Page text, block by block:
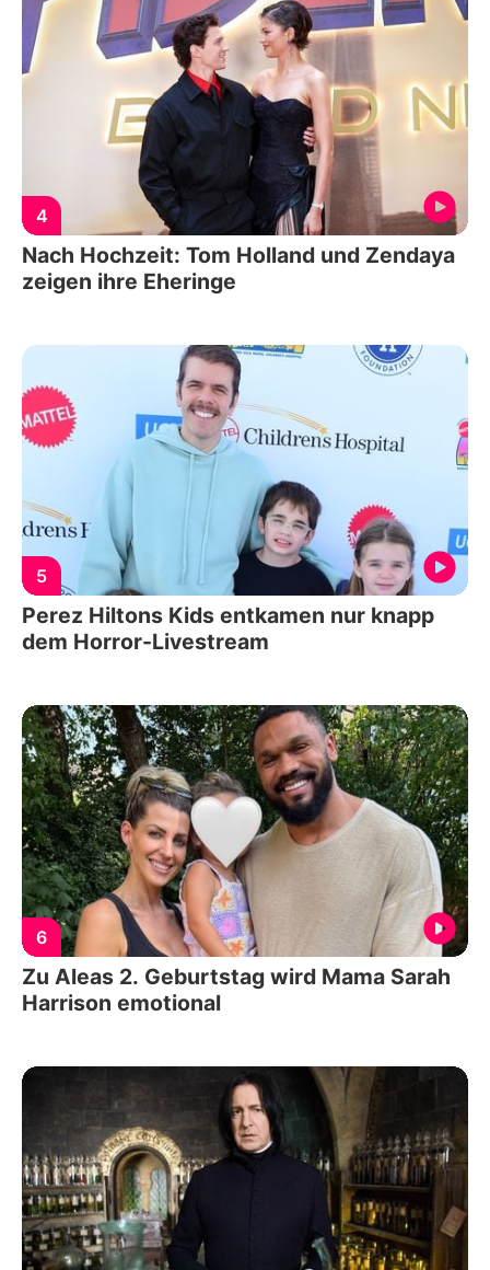
4
Nach Hochzeit: Tom Holland und Zendaya
zeigen ihre Eheringe
5
Perez Hiltons Kids entkamen nur knapp
dem Horror-Livestream
6
Zu Aleas 2. Geburtstag wird Mama Sarah
Harrison emotional